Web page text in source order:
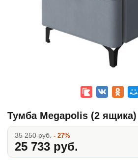
Тумба Megapolis (2 ящика)
35 250 руб. - 27%
25 733 руб.